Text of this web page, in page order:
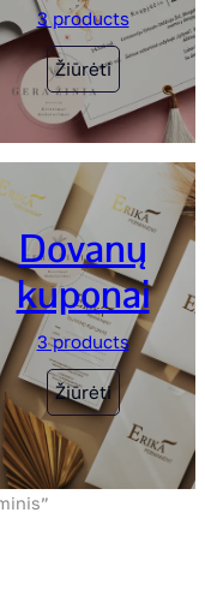
3 products
Žiūrėti
Dovanų
kuponai
3 products
Žiūrėti